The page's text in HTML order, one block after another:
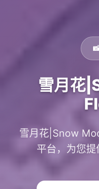
雪月花
雪月花|Snow
平台，为您提